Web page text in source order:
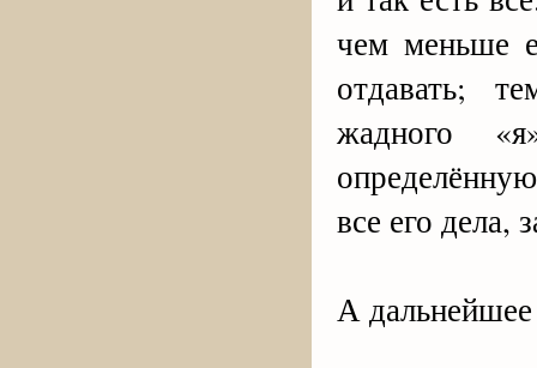
чем меньше
отдавать;
жадного
все его дела,
А дальнейшее